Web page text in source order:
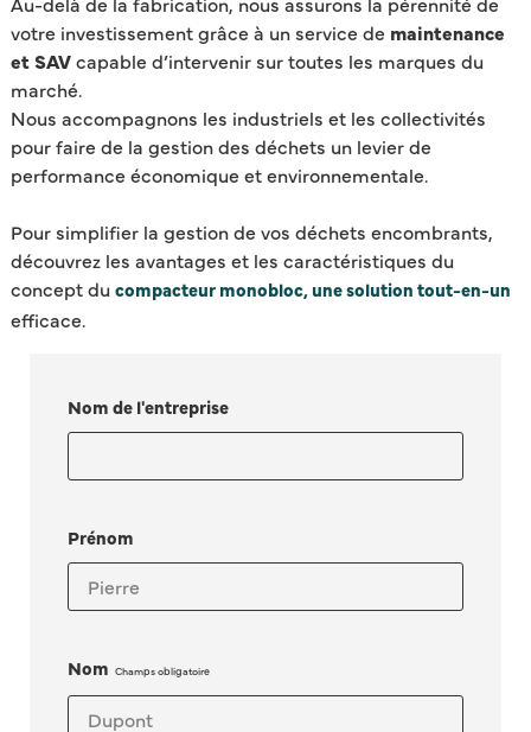
votre investissement grâce à un service de maintenance
et SAVcapable d’intervenir sur toutes les marques du
marché.
Nous accompagnons les industriels et les collectivités
pour faire de la gestion des déchets un levier de
performance économique et environnementale.
Pour simplifier la gestion de vos déchets encombrants,
découvrez les avantages et les caractéristiques du
concept du compacteur monobloc, une solution tout-en-un
efficace.
Nom de l'entreprise
Prénom
Nom